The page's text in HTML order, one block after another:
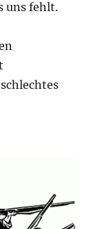
uns fehlt.